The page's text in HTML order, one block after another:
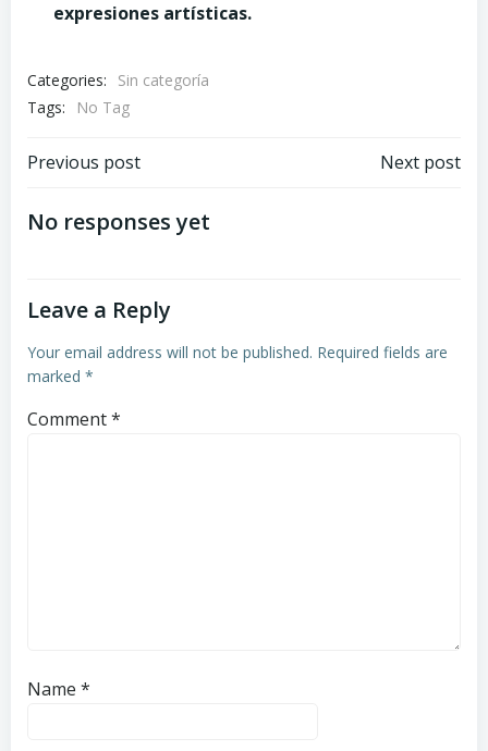
expresiones artísticas.
Categories:
Sin categoría
Tags:
No Tag
Post
navigation
Previous post Next post
No responses yet
Leave a Reply
Your email address will not be published. Required fields are
marked *
Comment*
Name *